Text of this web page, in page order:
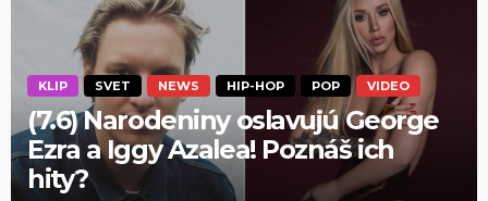
KLIP SVET NEWS HIP-HOP POP VIDEO
(7.6) Narodeniny oslavujú George
Ezra a Iggy Azalea! Poznáš ich
hity?